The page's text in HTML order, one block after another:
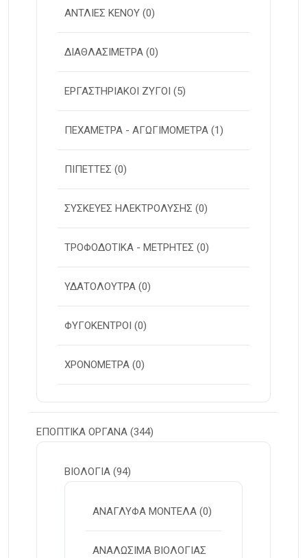
ΑΝΤΛΙΕΣ ΚΕΝΟΥ (0)
ΔΙΑΘΛΑΣΙΜΕΤΡΑ (0)
ΕΡΓΑΣΤΗΡΙΑΚΟΙ ΖΥΓΟΙ (5)
ΠΕΧΑΜΕΤΡΑ - ΑΓΩΓΙΜΟΜΕΤΡΑ (1)
ΠΙΠΕΤΤΕΣ (0)
ΣΥΣΚΕΥΕΣ ΗΛΕΚΤΡΟΛΥΣΗΣ (0)
ΤΡΟΦΟΔΟΤΙΚΑ - ΜΕΤΡΗΤΕΣ (0)
ΥΔΑΤΟΛΟΥΤΡΑ (0)
ΦΥΓΟΚΕΝΤΡΟΙ (0)
ΧΡΟΝΟΜΕΤΡΑ (0)
ΕΠΟΠΤΙΚΑ ΟΡΓΑΝΑ (344)
ΒΙΟΛΟΓΙΑ (94)
ΑΝΑΓΛΥΦΑ ΜΟΝΤΕΛΑ (0)
ΑΝΑΛΩΣΙΜΑ ΒΙΟΛΟΓΙΑΣ